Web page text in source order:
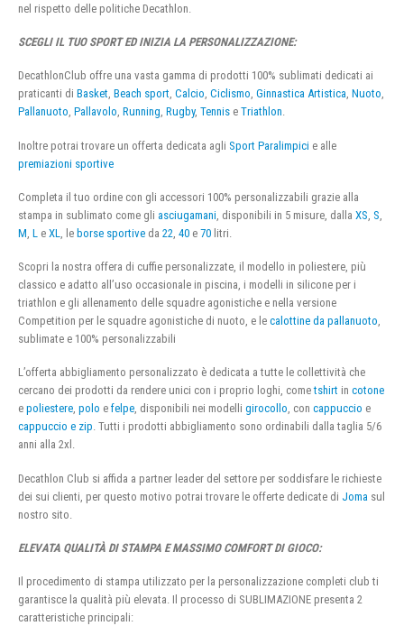
nel rispetto delle politiche Decathlon.
SCEGLI IL TUO SPORT ED INIZIA LA PERSONALIZZAZIONE:
DecathlonClub offre una vasta gamma di prodotti 100% sublimati dedicati ai
praticanti di Basket, Beach sport, Calcio, Ciclismo, Ginnastica Artistica, Nuoto,
Pallanuoto, Pallavolo, Running, Rugby, Tennis e Triathlon.
Inoltre potrai trovare un offerta dedicata agli Sport Paralimpici e alle
premiazioni sportive
Completa il tuo ordine con gli accessori 100% personalizzabili grazie alla
stampa in sublimato come gli asciugamani , disponibili in 5 misure, dalla XS S
M L e XL , le borse sportive da 22 40 e 70 litri.
Scopri la nostra offera di cuffie personalizzate, il modello in poliestere, più
classico e adatto all’uso occasionale in piscina, i modelli in silicone per i
triathlon e gli allenamento delle squadre agonistiche e nella versione
Competition per le squadre agonistiche di nuoto, e le calottine da pallanuoto,
sublimate e 100% personalizzabili
L’offerta abbigliamento personalizzato è dedicata a tutte le collettività che
cercano dei prodotti da rendere unici con i proprio loghi, cometshirt in cotone
e poliestere, polo e felpe, disponibili nei modelli girocollo, con cappuccio e
cappuccio e zip. Tutti i prodotti abbigliamento sono ordinabili dalla taglia 5/6
anni alla 2xl.
Decathlon Club si affida a partner leader del settore per soddisfare le richieste
dei sui clienti, per questo motivo potrai trovare le offerte dedicate di Joma sul
nostro sito.
ELEVATA QUALITÀ DI STAMPA E MASSIMO COMFORT DI GIOCO:
Il procedimento di stampa utilizzato per la personalizzazione completi club ti
garantisce la qualità più elevata. Il processo di SUBLIMAZIONE presenta 2
caratteristiche principali: